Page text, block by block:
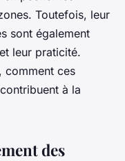
Toutefois, leur
sont également
leur praticité.
comment ces
contribuent à la
des